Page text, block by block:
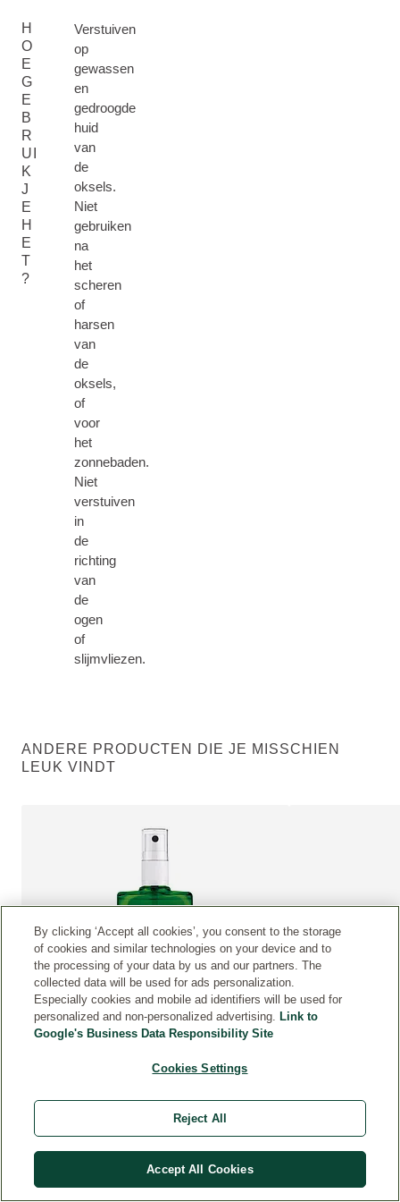
H
O
E
G
E
B
R
UI
K
J
E
H
E
T
?
Verstuiven
op
gewassen
en
gedroogde
huid
van
de
oksels.
Niet
gebruiken
na
het
scheren
of
harsen
van
de
oksels,
of
voor
het
zonnebaden.
Niet
verstuiven
in
de
richting
van
de
ogen
of
slijmvliezen.
ANDERE PRODUCTEN DIE JE MISSCHIEN
LEUK VINDT
Beoordeling: 4.6 van 5 beoordeeld door 8 personen
In winkelmandje
By clicking ‘Accept all cookies’, you consent to the storage
of cookies and similar technologies on your device and to
the processing of your data by us and our partners. The
collected data will be used for ads personalization.
Especially cookies and mobile ad identifiers will be used for
personalized and non-personalized advertising. Link to
Google's Business Data Responsibility Site
Cookies Settings
Reject All
Accept All Cookies